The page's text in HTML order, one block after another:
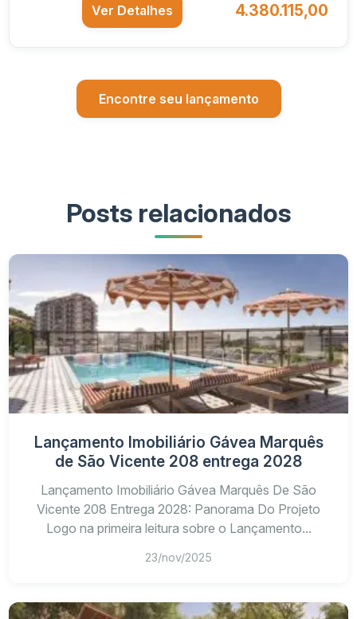
Ver Detalhes 4.380.115,00
Encontre seu lançamento
Posts relacionados
Lançamento Imobiliário Gávea Marquês
de São Vicente 208 entrega 2028
Lançamento Imobiliário Gávea Marquês De São
Vicente 208 Entrega 2028: Panorama Do Projeto
Logo na primeira leitura sobre o Lançamento...
23/nov/2025